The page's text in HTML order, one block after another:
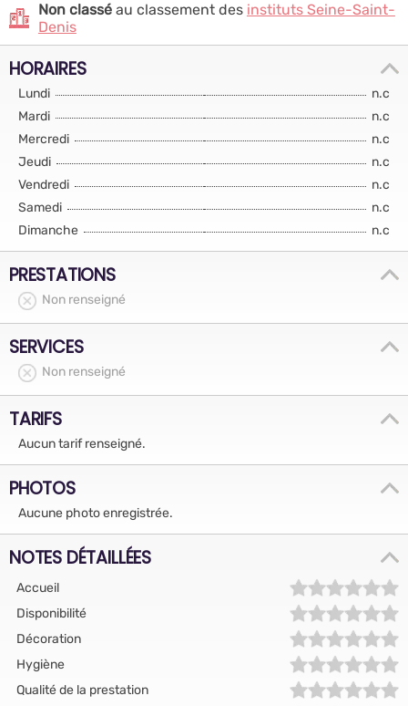
Non classéau classement des instituts Seine-Saint-
Denis
HORAIRES
Lundi
n.c
Mardi
n.c
Mercredi
n.c
Jeudi
n.c
Vendredi
n.c
Samedi
n.c
Dimanche
n.c
PRESTATIONS
Non renseigné
SERVICES
Non renseigné
TARIFS
Aucun tarif renseigné.
PHOTOS
Aucune photo enregistrée.
NOTES DÉTAILLÉES
Accueil
Disponibilité
Décoration
Hygiène
Qualité de la prestation